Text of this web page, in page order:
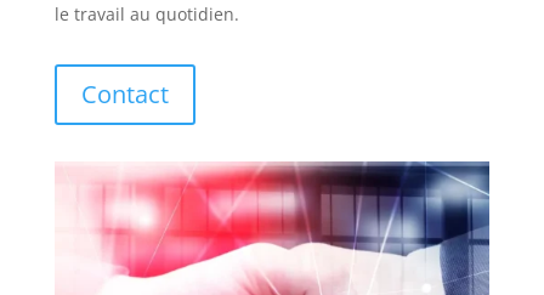
le travail au quotidien.
Contact